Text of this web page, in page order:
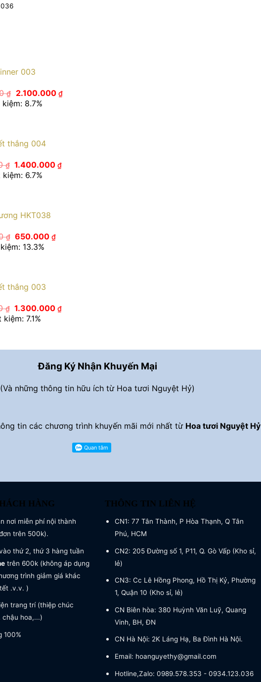
003
₫
Giá
gốc
là:
2.100.000 ₫Giá
hiện
8.7%
thắng 004
₫ Giá
gốc
là:
1.400.000₫Giá
kiệm: 6.7%
HKT038
₫ Giá
gốc
là:
650.000₫Giá
13.3%
thắng 003
₫ Giá
gốc
là:
1.300.000₫Giá
kiệm: 7.1%
Đăng Ký Nhận Khuyến Mại
(Và những thông tin hữu ích từ Hoa tươi Nguyệt Hỷ)
tin các chương trình khuyến mãi mới nhất từ Hoa tươi Nguyệt Hỷ
HÀNG
nơi miễn phí nội thành
trên 500k).
thứ 2, thứ 3 hàng tuần
trên 600k (không áp dụng
trình giảm giá khác
.v.v. )
trang trí (thiệp chúc
chậu hoa,...)
100%
THÔNG TIN LIÊN HỆ
CN1: 77 Tân Thành, P Hòa Thạnh, Q Tân
Phú, HCM
CN2: 205 Đường số 1, P11, Q. Gò Vấp (Kho sỉ,
lẻ)
CN3: Cc Lê Hồng Phong, Hồ Thị Kỷ, Phường
1, Quận 10 (Kho sỉ, lẻ)
CN Biên hòa: 380 Huỳnh Văn Luỹ, Quang
Vinh, BH, ĐN
CN Hà Nội: 2K Láng Hạ, Ba Đình Hà Nội.
Email: hoanguyethy@gmail.com
Hotline,Zalo: 0989.578.353 - 0934.123.036